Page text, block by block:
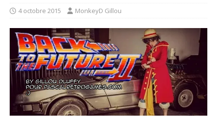
4 octobre 2015 MonkeyD Gillou